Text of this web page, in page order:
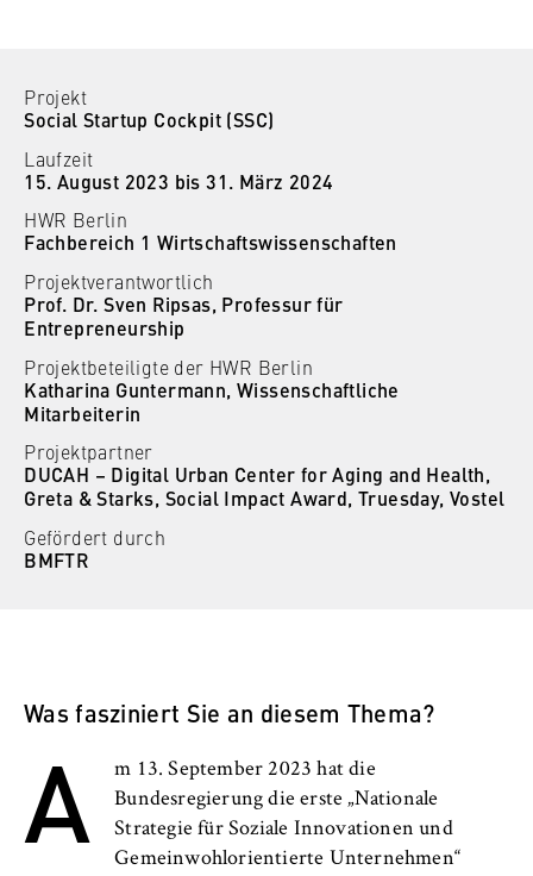
B
e
r
l
i
n
c
h
o
o
l
o
f
E
c
o
c
d
Personen und Kontakte
Formulare
FB 2 Duales Studium
FB 3 Allgemeine Verwaltung
FB 4 Rechtspflege
Sicherheitsmanagement
Berlin Professional School
Serviceeinrichtungen
Stellenangebote
Projekt
Social Startup Cockpit (SSC)
Laufzeit
15. August 2023 bis 31. März 2024
HWR Berlin
Fachbereich 1 Wirtschaftswissenschaften
Projektverantwortlich
Prof. Dr. Sven Ripsas, Professur für
Entrepreneurship
Projektbeteiligte der HWR Berlin
Katharina Guntermann, Wissenschaftliche
Mitarbeiterin
Projektpartner
DUCAH – Digital Urban Center for Aging and Health,
Greta & Starks, Social Impact Award, Truesday, Vostel
Gefördert durch
BMFTR
Was fasziniert Sie an diesem Thema?
A
m 13. September 2023 hat die
Bundesregierung die erste „Nationale
Strategie für Soziale Innovationen und
Gemeinwohlorientierte Unternehmen“
Zweck:
Speichert den Zustimmungsstatus des
Benutzers für Cookies auf der aktuellen
Domäne. Dadurch wird verhindert, dass das
Cookie-Banner bei jedem erneuten Aufruf
der Website wiederholt angezeigt wird.
Cookie Laufzeit:
1 Jahr
TYPO3 Frontend Nutzer
Name:
fe_typo_user
Anbieter:
Betreiber dieser Website
Mitgliederbereich). Er speichert die
während des Besuchs eingeloggt bleibt.
Cookie Laufzeit:
Für die Dauer der Browsersitzung